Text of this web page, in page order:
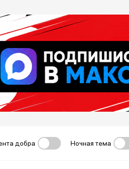
добра Ночная тема